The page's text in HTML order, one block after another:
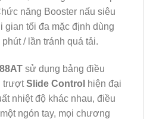
năng Booster nấu siêu
gian tối đa mặc định dùng
/ lần tránh quá tải.
sử dụng bảng điều
trượtSlide Control
hiện đại
nhiệt độ khác nhau, điều
ngón tay, mọi chương